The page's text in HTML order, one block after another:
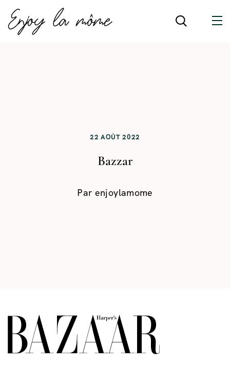
22 AOÛT 2022
Bazzar
Par enjoylamome